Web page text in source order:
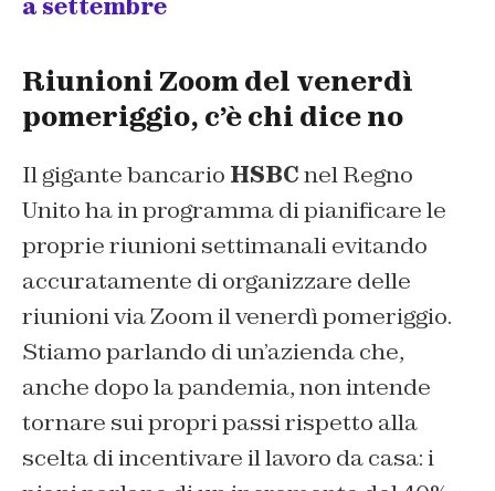
a settembre
Riunioni Zoom del venerdì
pomeriggio, c’è chi dice no
Il gigante bancario HSBCnel Regno
Unito ha in programma di pianificare le
proprie riunioni settimanali evitando
accuratamente di organizzare delle
riunioni via Zoom il venerdì pomeriggio.
Stiamo parlando di un’azienda che,
anche dopo la pandemia, non intende
tornare sui propri passi rispetto alla
scelta di incentivare il lavoro da casa: i